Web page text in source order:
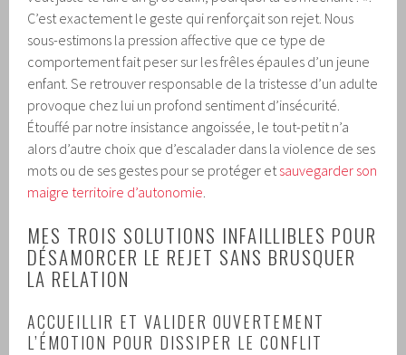
C’est exactement le geste qui renforçait son rejet. Nous
sous-estimons la pression affective que ce type de
comportement fait peser sur les frêles épaules d’un jeune
enfant. Se retrouver responsable de la tristesse d’un adulte
provoque chez lui un profond sentiment d’insécurité.
Étouffé par notre insistance angoissée, le tout-petit n’a
alors d’autre choix que d’escalader dans la violence de ses
mots ou de ses gestes pour se protéger et sauvegarder son
maigre territoire d’autonomie
MES TROIS SOLUTIONS INFAILLIBLES POUR
DÉSAMORCER LE REJET SANS BRUSQUER
LA RELATION
ACCUEILLIR ET VALIDER OUVERTEMENT
L’ÉMOTION POUR DISSIPER LE CONFLIT